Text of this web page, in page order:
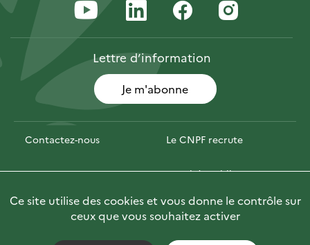
Lettred’information
Je m'abonne
Contactez-nous Le CNPF recrute
Espace presse Marchés publics
Photofor 🇬🇧 Briefly in English
Ce site utilise des cookies et vous donne le contrôle sur
ceux que vous souhaitez activer